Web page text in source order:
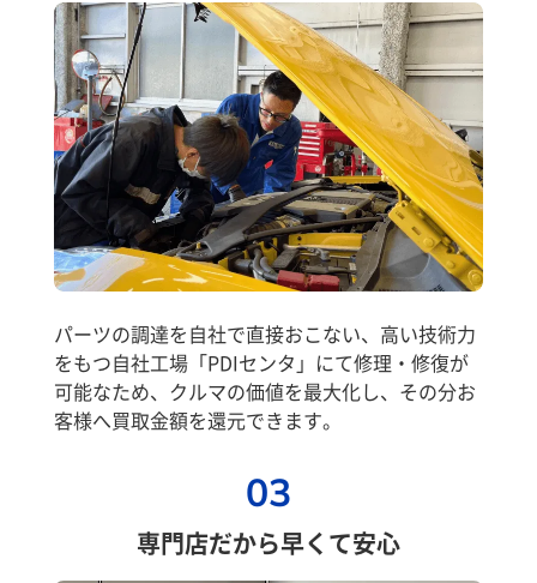
パーツの調達を自社で直接おこない、高い技術力
をもつ自社工場「PDIセンタ」にて修理・修復が
可能なため、クルマの価値を最大化し、その分お
客様へ買取金額を還元できます。
03
専門店だから早くて安心